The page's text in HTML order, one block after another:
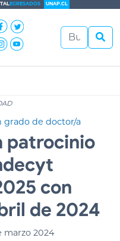
EGRESADOS UNAP.CL
grado de doctor/a
patrocinio
con
de 2024
marzo 2024